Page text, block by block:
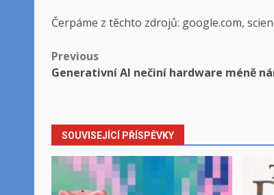
Čerpáme z těchto zdrojů: google.com,
Post
Previous
Generativní AI nečiní hardware méně
SOUVISEJÍCÍ PŘÍSPĚVKY